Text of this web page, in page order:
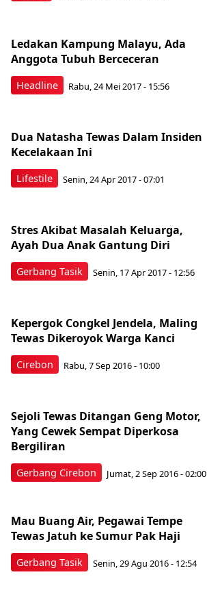
Headline
Ledakan Kampung Malayu, Ada
Anggota Tubuh Berceceran
Rabu, 24 Mei 2017 - 15:56
Lifestile
Dua Natasha Tewas Dalam Insiden
Kecelakaan Ini
Senin, 24 Apr 2017 - 07:01
Gerbang Tasik
Stres Akibat Masalah Keluarga,
Ayah Dua Anak Gantung Diri
Senin, 17 Apr 2017 - 12:56
Cirebon
Kepergok Congkel Jendela, Maling
Tewas Dikeroyok Warga Kanci
Rabu, 7 Sep 2016 - 10:00
Gerbang Cirebon
Sejoli Tewas Ditangan Geng Motor,
Yang Cewek Sempat Diperkosa
Bergiliran
Jumat, 2 Sep 2016 - 02:00
Gerbang Tasik
Mau Buang Air, Pegawai Tempe
Tewas Jatuh ke Sumur Pak Haji
Senin, 29 Agu 2016 - 12:54